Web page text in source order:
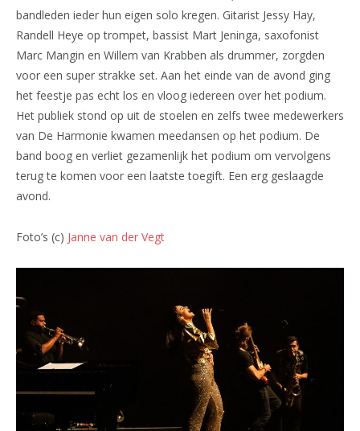
bandleden ieder hun eigen solo kregen. Gitarist Jessy Hay,
Randell Heye op trompet, bassist Mart Jeninga, saxofonist
Marc Mangin en Willem van Krabben als drummer, zorgden
voor een super strakke set. Aan het einde van de avond ging
het feestje pas echt los en vloog iedereen over het podium.
Het publiek stond op uit de stoelen en zelfs twee medewerkers
van De Harmonie kwamen meedansen op het podium. De
band boog en verliet gezamenlijk het podium om vervolgens
terug te komen voor een laatste toegift. Een erg geslaagde
avond.
Foto’s (c) Janne van der Vegt